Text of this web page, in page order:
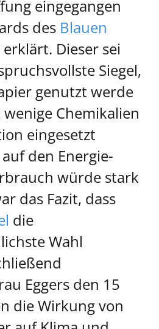
eingegangen
des Blauen
Dieser sei
Siegel,
genutzt werde
Chemikalien
eingesetzt
den Energie-
würde stark
das Fazit, dass
die
Wahl
Eggers den 15
die Wirkung von